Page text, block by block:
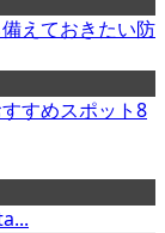
えておきたい防
すめスポット8